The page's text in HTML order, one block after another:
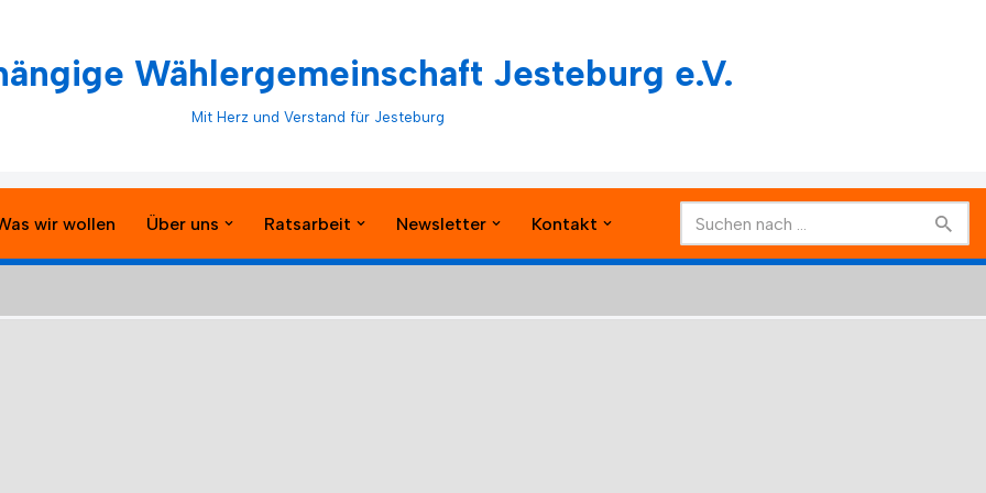
Wählergemeinschaft Jesteburg e.V.
Mit Herz und Verstand für Jesteburg
wir wollen Über uns Ratsarbeit Newsletter Kontakt